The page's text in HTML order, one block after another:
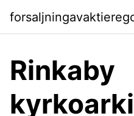
Rinkaby